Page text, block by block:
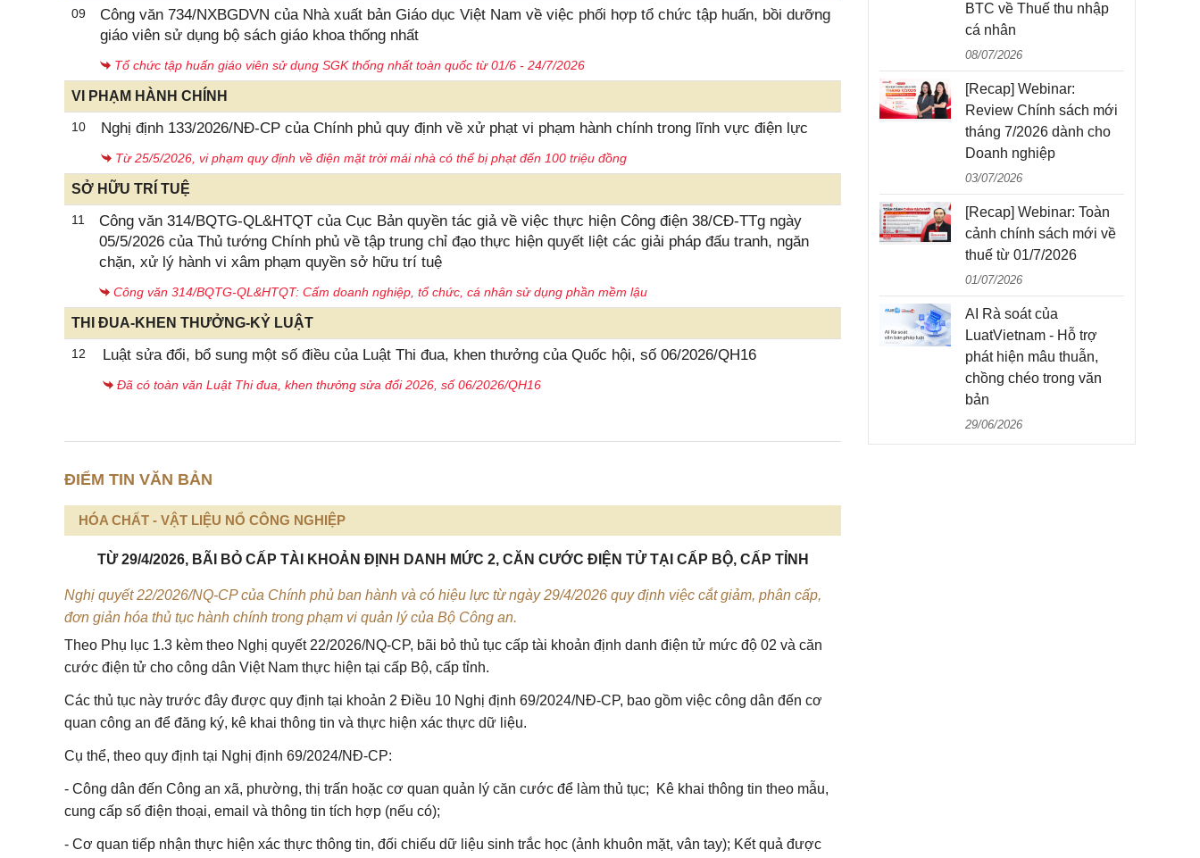
09
Công văn 734/NXBGDVN của Nhà xuất bản Giáo dục Việt Nam về việc phối hợp tổ chức tập huấn, bồi dưỡng
giáo viên sử dụng bộ sách giáo khoa thống nhất
Tổ chức tập huấn giáo viên sử dụng SGK thống nhất toàn quốc từ 01/6 - 24/7/2026
VI PHẠM HÀNH CHÍNH
10 Nghị định 133/2026/NĐ-CP của Chính phủ quy định về xử phạt vi phạm hành chính trong lĩnh vực điện lực
Từ 25/5/2026, vi phạm quy định về điện mặt trời mái nhà có thể bị phạt đến 100 triệu đồng
SỞ HỮU TRÍ TUỆ
11
Công văn 314/BQTG-QL&HTQT của Cục Bản quyền tác giả về việc thực hiện Công điện 38/CĐ-TTg ngày
05/5/2026 của Thủ tướng Chính phủ về tập trung chỉ đạo thực hiện quyết liệt các giải pháp đấu tranh, ngăn
chặn, xử lý hành vi xâm phạm quyền sở hữu trí tuệ
Công văn 314/BQTG-QL&HTQT: Cấm doanh nghiệp, tổ chức, cá nhân sử dụng phần mềm lậu
THI ĐUA-KHEN THƯỞNG-KỶ LUẬT
12 Luật sửa đổi, bổ sung một số điều của Luật Thi đua, khen thưởng của Quốc hội, số 06/2026/QH16
Đã có toàn văn Luật Thi đua, khen thưởng sửa đổi 2026, số 06/2026/QH16
ĐIỂM TIN VĂN BẢN
HÓA CHẤT - VẬT LIỆU NỔ CÔNG NGHIỆP
TỪ 29/4/2026, BÃI BỎ CẤP TÀI KHOẢN ĐỊNH DANH MỨC 2, CĂN CƯỚC ĐIỆN TỬ TẠI CẤP BỘ, CẤP TỈNH
Nghị quyết 22/2026/NQ-CP của Chính phủ ban hành và có hiệu lực từ ngày 29/4/2026 quy định việc cắt giảm, phân cấp,
đơn giản hóa thủ tục hành chính trong phạm vi quản lý của Bộ Công an.
Theo Phụ lục 1.3 kèm theo ​ Nghị quyết 22/2026/NQ-CP, bãi bỏ thủ tục cấp tài khoản định danh điện tử mức độ 02 và căn
cước điện tử cho công dân Việt Nam thực hiện tại cấp Bộ, cấp tỉnh.
Các thủ tục này trước đây được quy định tại khoản 2 Điều 10 Nghị định 69/2024/NĐ-CP, bao gồm việc công dân đến cơ
quan công an để đăng ký, kê khai thông tin và thực hiện xác thực dữ liệu.
Cụ thể, theo quy định tại Nghị định 69/2024/NĐ-CP:
- Công dân đến Công an xã, phường, thị trấn hoặc cơ quan quản lý căn cước để làm thủ tục; Kê khai thông tin theo mẫu,
cung cấp số điện thoại, email và thông tin tích hợp (nếu có);
- Cơ quan tiếp nhận thực hiện xác thực thông tin, đối chiếu dữ liệu sinh trắc học (ảnh khuôn mặt, vân tay); Kết quả được
BTC về Thuế thu nhập
cá nhân
08/07/2026
[Recap] Webinar:
Review Chính sách mới
tháng 7/2026 dành cho
Doanh nghiệp
03/07/2026
[Recap] Webinar: Toàn
cảnh chính sách mới về
thuế từ 01/7/2026
01/07/2026
AI Rà soát của
LuatVietnam - Hỗ trợ
phát hiện mâu thuẫn,
chồng chéo trong văn
bản
29/06/2026